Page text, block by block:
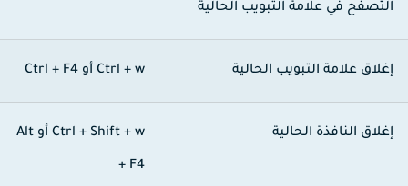
في علامة التبويب الحالية
علامة التبويب الحالية Ctrl + wأو Ctrl + F4
النافذة الحالية Ctrl + Shift + w أو Alt
+ F4